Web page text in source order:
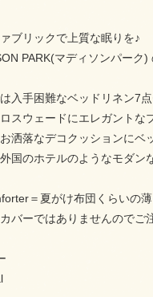
ブリックで上質な眠りを♪
PARK(マディソンパーク)
入手困難なベッドリネン7
スウェードにエレガントな
洒落なデコクッションにベ
国のホテルのようなモダン
＝夏がけ布団くらいの薄
バーではありませんので